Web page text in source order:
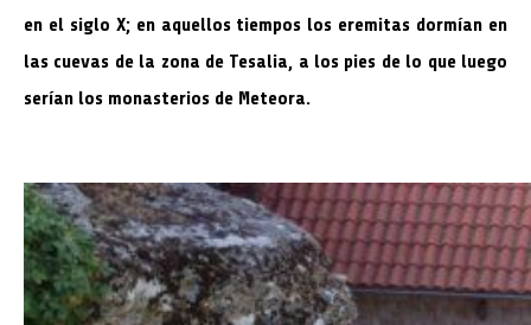
en el siglo X; en aquellos tiempos los eremitas dormían en
las cuevas de la zona de Tesalia, a los pies de lo que luego
serían los monasterios de Meteora.